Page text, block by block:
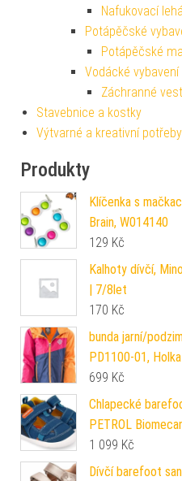
Nafukovací
Potápěčské
Potápěčské
Vodácké vybavení
Záchranné
Stavebnice a kostky
Výtvarné a kreativní potřeby
Produkty
Klíčenka s
Brain, W014140
129 Kč
Kalhoty dívčí,
| 7/8let
170 Kč
bunda jarní/
PD1100-01,
699 Kč
Chlapecké
PETROL
1 099 Kč
Dívčí barefoot